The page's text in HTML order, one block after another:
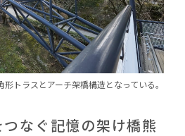
形トラスとアーチ架橋構造となっている。
なぐ記憶の架け橋熊